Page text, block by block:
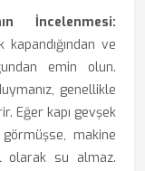
İncelenmesi:
kapandığından ve
emin olun.
genellikle
Eğer kapı gevşek
makine
olarak su almaz.